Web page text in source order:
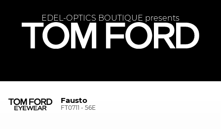
EDEL-OPTICS BOUTIQUE presents
Fausto
FT0711 - 56E